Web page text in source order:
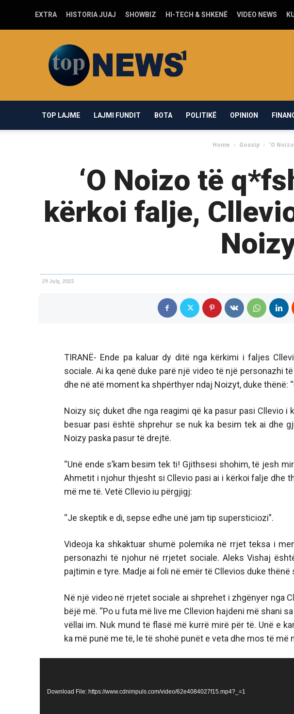
EXTRA HISTORIA JUAJ SHOWBIZ HI-TECH & SHKENË VIDEO NEWS
news1.com
TOP LAJME LAJMI FUNDIT BOTA POLITIKË OPINION
Home Gossip ‘O
‘O Noizo të
kërkoi falje,
29 July, 2022
TIRANË- Ende pa kaluar dy ditë nga kërkimi i faljes
sociale. Ai ka qenë duke parë një video të një personazhi
dhe në atë moment ka shpërthyer ndaj Noizyt, duke thënë:
Noizy siç duket dhe nga reagimi që ka pasur pasi Cllevio i
besuar pasi është shprehur se nuk ka besim tek ai dhe
Noizy paska pasur të drejtë.
“Unë ende s’kam besim tek ti! Gjithsesi shohim, të jesh
Ahmetit i njohur thjesht si Cllevio pasi ai i kërkoi falje dhe
më me të. Vetë Cllevio iu përgjigj:
“Je skeptik e di, sepse edhe unë jam tip supersticiozi”.
Videoja ka shkaktuar shumë polemika në rrjet teksa i
personazhi të njohur në rrjetet sociale. Aleks Vishaj
pajtimin e tyre. Madje ai foli në emër të Cllevios duke
Në një video në rrjetet sociale ai shprehet i zhgënyer nga
bëjë më. “Po u futa më live me Cllevion hajdeni më shani
vëllai im. Nuk mund të flasë më kurrë mirë për të. Unë e
ka më punë me të, le të shohë punët e veta dhe mos të më
Download File: https://www.cdnimpuls.com/video/62e4084027f15.mp4?_=1